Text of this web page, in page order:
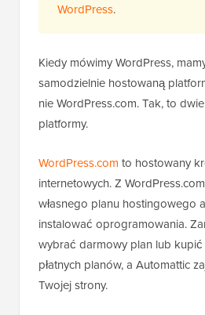
WordPress.
Kiedy mówimy WordPress,
samodzielnie hostowaną
nie WordPress.com. Tak, to
platformy.
WordPress.com to hostowany
internetowych. Z
własnego planu hostingowego
instalować oprogramowania.
wybrać darmowy plan lub
płatnych planów, a Automattic
Twojej strony.